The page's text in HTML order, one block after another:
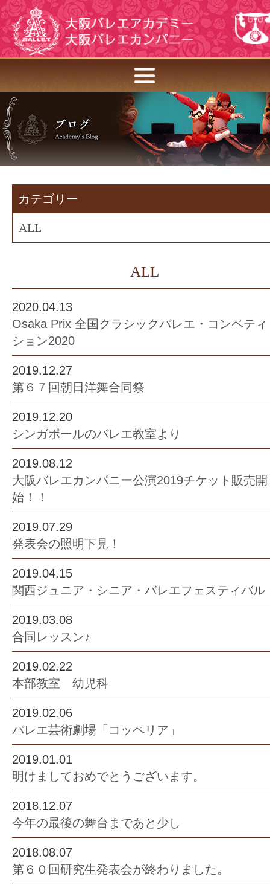
カテゴリー
ALL
ALL
2020.04.13
Osaka Prix 全国クラシックバレエ・コンペティ
ション2020
2019.12.27
第６７回朝日洋舞合同祭
2019.12.20
シンガポールのバレエ教室より
2019.08.12
大阪バレエカンパニー公演2019チケット販売開
始！！
2019.07.29
発表会の照明下見！
2019.04.15
関西ジュニア・シニア・バレエフェスティバル
2019.03.08
合同レッスン♪
2019.02.22
本部教室 幼児科
2019.02.06
バレエ芸術劇場「コッペリア」
2019.01.01
明けましておめでとうございます。
2018.12.07
今年の最後の舞台まであと少し
2018.08.07
第６０回研究生発表会が終わりました。